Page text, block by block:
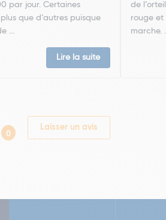
par jour. Certaines
que d’autres puisque
...
Lire la suite
de
rouge et
marche.
0
Laisser un avis